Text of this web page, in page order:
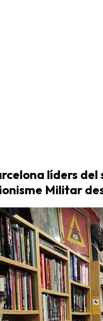
líders del
Militar